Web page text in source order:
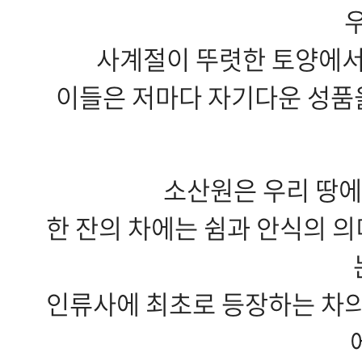
사계절이 뚜렷한 토양에
이들은 저마다 자기다운 성
소산원은 우리 땅
한 잔의 차에는 쉼과 안식의
인류사에 최초로 등장하는 차